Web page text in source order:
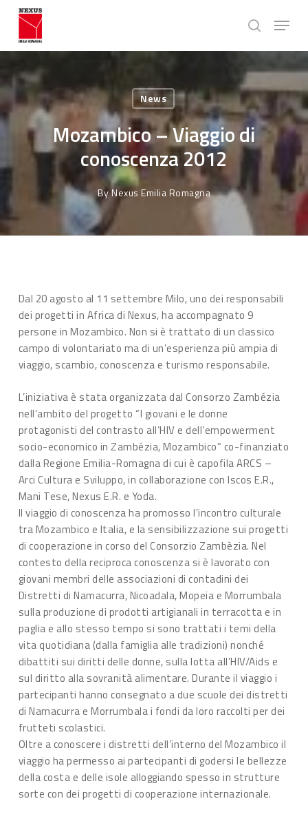
Skip
main
search
Menu
News
Mozambico – Viaggio di
conoscenza 2012
By Nexus Emilia Romagna
Dal 20 agosto al 11 settembre Milo, uno dei responsabili
dei progetti in Africa di Nexus, ha accompagnato 9
persone in Mozambico. Non si è trattato di un classico
campo di volontariato ma di un’esperienza più ampia di
viaggio, scambio, conoscenza e turismo responsabile.
L’iniziativa è stata organizzata dal Consorzo Zambézia
nell’ambito del progetto “I giovani e le donne
protagonisti del contrasto all’HIV e dell’empowerment
socio-economico in Zambézia, Mozambico” co-finanziato
dalla Regione Emilia-Romagna di cui è capofila ARCS –
Arci Cultura e Sviluppo, in collaborazione con Iscos E.R.,
Mani Tese, Nexus E.R. e Yoda.
Il viaggio di conoscenza ha promosso l’incontro culturale
tra Mozambico e Italia, e la sensibilizzazione sui progetti
di cooperazione in corso del Consorzio Zambèzia. Nel
contesto della reciproca conoscenza si è lavorato con
giovani membri delle associazioni di contadini dei
Distretti di Namacurra, Nicoadala, Mopeia e Morrumbala
sulla produzione di prodotti artigianali in terracotta e in
paglia e allo stesso tempo si sono trattati i temi della
vita quotidiana (dalla famiglia alle tradizioni) nonché
dibattiti sui diritti delle donne, sulla lotta all’HIV/Aids e
sul diritto alla sovranità alimentare. Durante il viaggio i
partecipanti hanno consegnato a due scuole dei distretti
di Namacurra e Morrumbala i fondi da loro raccolti per dei
frutteti scolastici.
Oltre a conoscere i distretti dell’interno del Mozambico il
viaggio ha permesso ai partecipanti di godersi le bellezze
della costa e delle isole alloggiando spesso in strutture
sorte con dei progetti di cooperazione internazionale.